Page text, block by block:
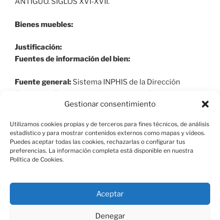
Gestionar consentimiento
Utilizamos cookies propias y de terceros para fines técnicos, de análisis
estadístico y para mostrar contenidos externos como mapas y vídeos.
Puedes aceptar todas las cookies, rechazarlas o configurar tus
preferencias. La información completa está disponible en nuestra
Política de Cookies.
Aceptar
Denegar
Bienes muebles:
Justificación:
Fuentes de información del bien:
Fuente general: Sistema INPHIS de la Dirección
General de Patrimonio Histórico de la Comunidad de
Madrid y elaboración propia.